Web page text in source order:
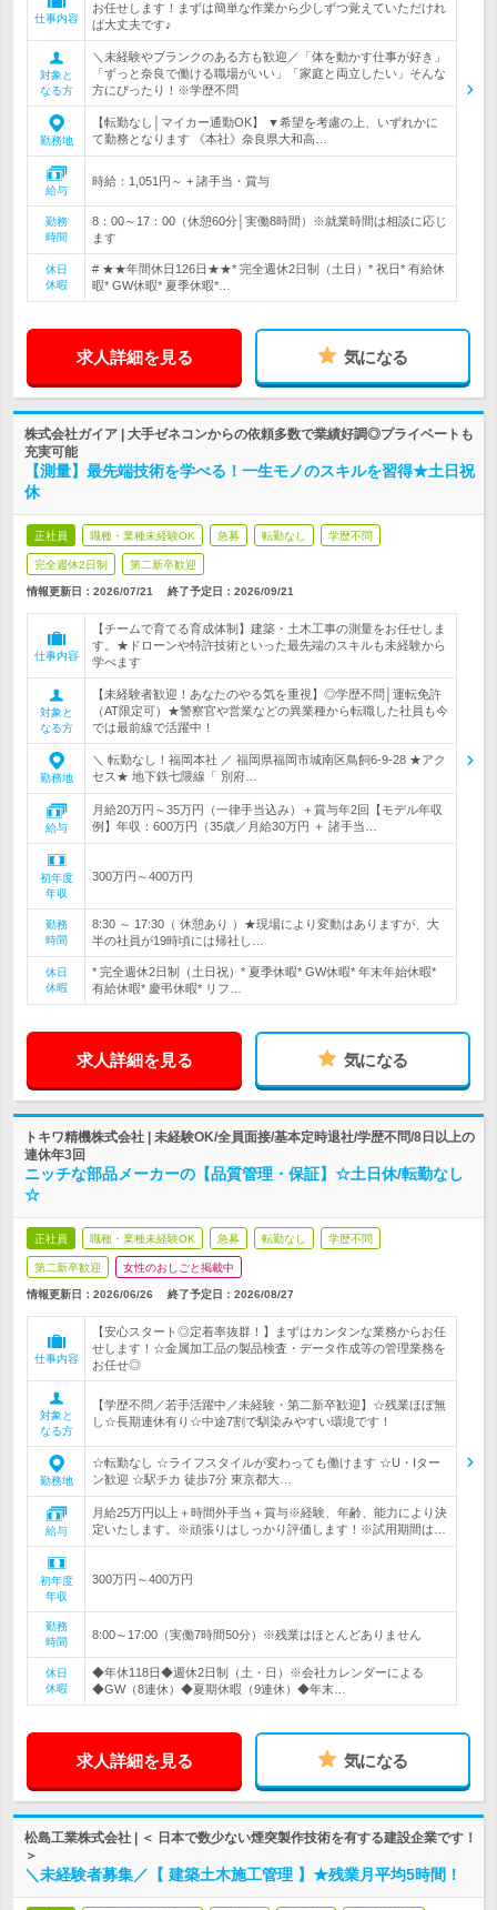
仕事内容
お任せします！まずは簡単な作業から少しずつ覚えていただけれ
ば大丈夫です♪
対象と
なる方
＼未経験やブランクのある方も歓迎／「体を動かす仕事が好き」
「ずっと奈良で働ける職場がいい」「家庭と両立したい」そんな
方にぴったり！※学歴不問
勤務地
【転勤なし│マイカー通勤OK】 ▼希望を考慮の上、いずれかに
て勤務となります 《本社》奈良県大和高…
給与
時給：1,051円～ + 諸手当・賞与
勤務
時間
8：00～17：00（休憩60分│実働8時間）※就業時間は相談に応じ
ます
休日
休暇
# ★★年間休日126日★★* 完全週休2日制（土日）* 祝日* 有給休
暇* GW休暇* 夏季休暇*…
求人詳細を見る 気になる
株式会社ガイア | 大手ゼネコンからの依頼多数で業績好調◎プライベートも
充実可能
【測量】最先端技術を学べる！一生モノのスキルを習得★土日祝
休
正社員 職種・業種未経験OK 急募 転勤なし 学歴不問
完全週休2日制 第二新卒歓迎
情報更新日：2026/07/21 終了予定日： 2026/09/21
仕事内容
【チームで育てる育成体制】建築・土木工事の測量をお任せしま
す。★ドローンや特許技術といった最先端のスキルも未経験から
学べます
対象と
なる方
【未経験者歓迎！あなたのやる気を重視】◎学歴不問│運転免許
（AT限定可）★警察官や営業などの異業種から転職した社員も今
では最前線で活躍中！
勤務地
＼ 転勤なし！福岡本社 ／ 福岡県福岡市城南区鳥飼6-9-28 ★アク
セス★ 地下鉄七隈線「 別府…
給与
月給20万円～35万円（一律手当込み）＋賞与年2回【モデル年収
例】年収：600万円（35歳／月給30万円 ＋ 諸手当…
初年度
年収
300万円～400万円
勤務
時間
8:30 ～ 17:30（ 休憩あり ）★現場により変動はありますが、大
半の社員が19時頃には帰社し…
休日
休暇
* 完全週休2日制（土日祝）* 夏季休暇* GW休暇* 年末年始休暇*
有給休暇* 慶弔休暇* リフ…
求人詳細を見る 気になる
トキワ精機株式会社 | 未経験OK/全員面接/基本定時退社/学歴不問/8日以上の
連休年3回
ニッチな部品メーカーの【品質管理・保証】☆土日休/転勤なし
☆
正社員 職種・業種未経験OK 急募 転勤なし 学歴不問
第二新卒歓迎 女性のおしごと掲載中
情報更新日：2026/06/26 終了予定日： 2026/08/27
仕事内容
【安心スタート◎定着率抜群！】まずはカンタンな業務からお任
せします！☆金属加工品の製品検査・データ作成等の管理業務を
お任せ◎
対象と
なる方
【学歴不問／若手活躍中／未経験・第二新卒歓迎】☆残業ほぼ無
し☆長期連休有り☆中途7割で馴染みやすい環境です！
勤務地
☆転勤なし ☆ライフスタイルが変わっても働けます ☆U・Iター
ン歓迎 ☆駅チカ 徒歩7分 東京都大…
給与
月給25万円以上＋時間外手当＋賞与※経験、年齢、能力により決
定いたします。※頑張りはしっかり評価します！※試用期間は…
初年度
年収
300万円～400万円
勤務
時間
8:00～17:00（実働7時間50分）※残業はほとんどありません
休日
休暇
◆年休118日◆週休2日制（土・日）※会社カレンダーによる
◆GW（8連休）◆夏期休暇（9連休）◆年末…
求人詳細を見る 気になる
松島工業株式会社 | ＜ 日本で数少ない煙突製作技術を有する建設企業です！
＞
＼未経験者募集／【 建築土木施工管理 】★残業月平均5時間！